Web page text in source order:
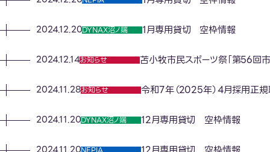
1月専用貸切 空枠情報
2024.12.20DYNAX沼ノ端
苫小牧市民スポーツ祭「第56回
2024.12.14お知らせ
令和7年（2025年）4月採用正
2024.11.28お知らせ
12月専用貸切 空枠情報
2024.11.20DYNAX沼ノ端
NEPIA